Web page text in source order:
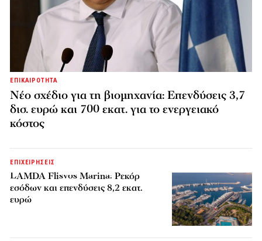
ΕΠΙΚΑΙΡΟΤΗΤΑ
Νέο σχέδιο για τη βιομηχανία: Επενδύσεις 3,7
δισ. ευρώ και 700 εκατ. για το ενεργειακό
κόστος
ΕΠΙΧΕΙΡΗΣΕΙΣ
LAMDA Flisvos Marina: Ρεκόρ
εσόδων και επενδύσεις 8,2 εκατ.
ευρώ